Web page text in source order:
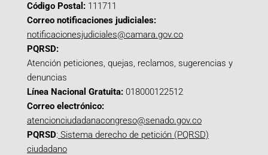
Código Postal: 111711
Correo notificaciones judiciales:
notificacionesjudiciales@camara.gov.co
PQRSD:
Atención peticiones, quejas, reclamos, sugerencias y
denuncias
Línea Nacional Gratuita: 018000122512
Correo electrónico:
atencionciudadanacongreso@senado.gov.co
PQRSD: Sistema derecho de petición (PQRSD)
ciudadano